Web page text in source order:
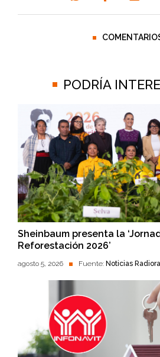
PODRÍA
Sheinbaum presenta la
Reforestación 2026’
agosto 5, 2026 Fuente: Noticias